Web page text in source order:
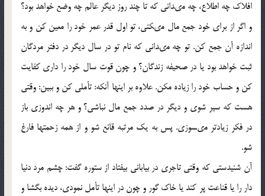
افلاك چه اطلاع، چه مى‏دانى كه تا چند روز ديگر عالم چه وضع خواهد بود؟
و اگر از براى خود جمع مال مى‏كنى، تو اول قدر عمر خود را معين كن و به
اندازه آن جمع كن. تو چه مى‏دانى كه نام تو در سال ديگر در دفتر مردگان
ثبت خواهد بود يا در صحيفه زندگان؟ و چون قوت سال خود را دارى كفايت
كن و حساب خود را زياده مكن. علاوه بر اين‏ها آنكه: تأملى كن و ببين: وقتى
هست كه سير شوى و ديگر در صدد جمع مال نباشى؟ و هر چه اندوزى باز
در فكر زيادتر مى‏سوزى. پس به يك مرتبه قانع شو و از همه زحمتها فارغ
شو.
آن شنيدستى كه وقتى تاجرى در بيابانى بيفتاد از ستوره گفت: چشم مرد دنيا
دار را يا قناعت پر كند يا خاك گور و چون در اين‏ها تأمل نمودى، ديده بگشا و